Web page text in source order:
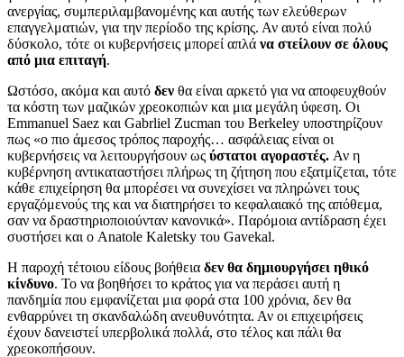
ανεργίας, συμπεριλαμβανομένης και αυτής των ελεύθερων
επαγγελματιών, για την περίοδο της κρίσης. Αν αυτό είναι πολύ
δύσκολο, τότε οι κυβερνήσεις μπορεί απλά να στείλουν σε όλους
από μια επιταγή.
Ωστόσο, ακόμα και αυτό δεν θα είναι αρκετό για να αποφευχθούν
τα κόστη των μαζικών χρεοκοπιών και μια μεγάλη ύφεση. Οι
Emmanuel Saez και Gabrliel Zucman του Berkeley υποστηρίζουν
πως «ο πιο άμεσος τρόπος παροχής… ασφάλειας είναι οι
κυβερνήσεις να λειτουργήσουν ως ύστατοι αγοραστές. Αν η
κυβέρνηση αντικαταστήσει πλήρως τη ζήτηση που εξατμίζεται, τότε
κάθε επιχείρηση θα μπορέσει να συνεχίσει να πληρώνει τους
εργαζόμενούς της και να διατηρήσει το κεφαλαιακό της απόθεμα,
σαν να δραστηριοποιούνταν κανονικά». Παρόμοια αντίδραση έχει
συστήσει και ο Anatole Kaletsky του Gavekal.
Η παροχή τέτοιου είδους βοήθεια δεν θα δημιουργήσει ηθικό
κίνδυνο. Το να βοηθήσει το κράτος για να περάσει αυτή η
πανδημία που εμφανίζεται μια φορά στα 100 χρόνια, δεν θα
ενθαρρύνει τη σκανδαλώδη ανευθυνότητα. Αν οι επιχειρήσεις
έχουν δανειστεί υπερβολικά πολλά, στο τέλος και πάλι θα
χρεοκοπήσουν.